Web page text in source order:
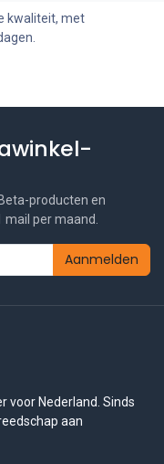
kwaliteit, met
producten en
per maand.
Aanmelden
voor Nederland. Sinds
aan